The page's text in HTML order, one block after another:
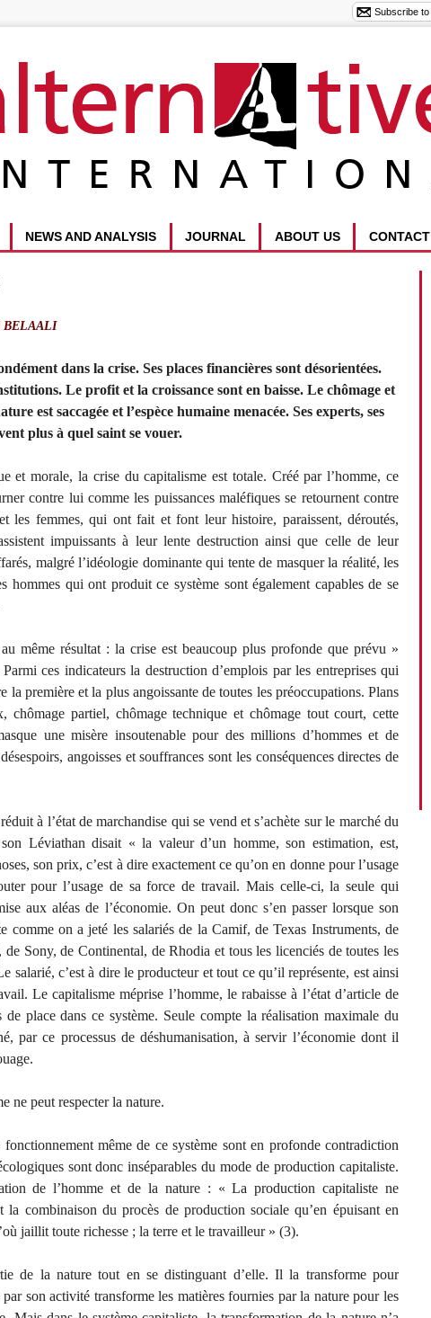
CONTACT
ABOUT US
JOURNAL
NEWS AND ANALYSIS
BELAALI
dans la crise. Ses places financières sont désorientées.
Le profit et la croissance sont en baisse. Le chômage et
est saccagée et l’espèce humaine menacée. Ses experts, ses
plus à quel saint se vouer.
et morale, la crise du capitalisme est totale. Créé par l’homme, ce
contre lui comme les puissances maléfiques se retournent contre
les femmes, qui ont fait et font leur histoire, paraissent, déroutés,
impuissants à leur lente destruction ainsi que celle de leur
malgré l’idéologie dominante qui tente de masquer la réalité, les
hommes qui ont produit ce système sont également capables de se
même résultat : la crise est beaucoup plus profonde que prévu »
ces indicateurs la destruction d’emplois par les entreprises qui
la première et la plus angoissante de toutes les préoccupations. Plans
chômage partiel, chômage technique et chômage tout court, cette
une misère insoutenable pour des millions d’hommes et de
angoisses et souffrances sont les conséquences directes de
à l’état de marchandise qui se vend et s’achète sur le marché du
Léviathan disait « la valeur d’un homme, son estimation, est,
son prix, c’est à dire exactement ce qu’on en donne pour l’usage
pour l’usage de sa force de travail. Mais celle-ci, la seule qui
aux aléas de l’économie. On peut donc s’en passer lorsque son
comme on a jeté les salariés de la Camif, de Texas Instruments, de
Sony, de Continental, de Rhodia et tous les licenciés de toutes les
salarié, c’est à dire le producteur et tout ce qu’il représente, est ainsi
Le capitalisme méprise l’homme, le rabaisse à l’état d’article de
place dans ce système. Seule compte la réalisation maximale du
par ce processus de déshumanisation, à servir l’économie dont il
ne peut respecter la nature.
même de ce système sont en profonde contradiction
sont donc inséparables du mode de production capitaliste.
de l’homme et de la nature : « La production capitaliste ne
la combinaison du procès de production sociale qu’en épuisant en
jaillit toute richesse ; la terre et le travailleur » (3).
de la nature tout en se distinguant d’elle. Il la transforme pour
par son activité transforme les matières fournies par la nature pour les